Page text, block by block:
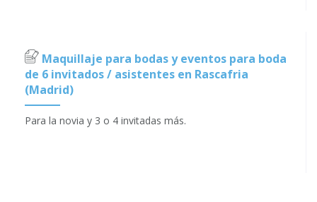
Maquillaje para bodas y eventos para boda
de 6 invitados / asistentes en Rascafria
(Madrid)
Para la novia y 3 o 4 invitadas más.